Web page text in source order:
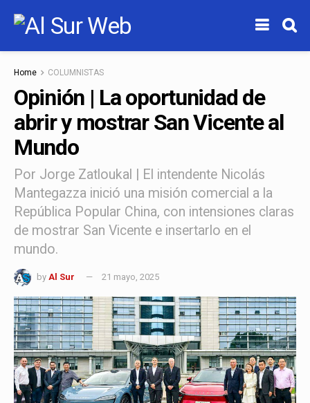
Home COLUMNISTAS
Opinión | La oportunidad de
abrir y mostrar San Vicente al
Mundo
Por Jorge Zatloukal | El intendente Nicolás
Mantegazza inició una misión comercial a la
República Popular China, con intensiones claras
de mostrar San Vicente e insertarlo en el
mundo.
by Al Sur 21 mayo, 2025